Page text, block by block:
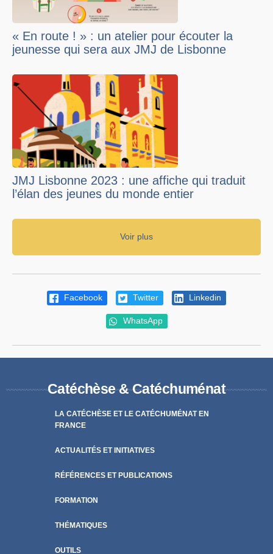
« En route ! » : un atelier pour écouter la
jeunesse qui sera aux JMJ de Lisbonne
JMJ Lisbonne 2023 : une affiche qui traduit
l’élan des jeunes du monde entier
Voir plus
Facebook Twitter Linkedin
WhatsApp
Catéchèse & Catéchuménat
LA CATÉCHÈSE ET LE CATÉCHUMÉNAT EN
FRANCE
ACTUALITÉS ET INITIATIVES
RÉFÉRENCES ET PUBLICATIONS
FORMATION
THÉMATIQUES
OUTILS